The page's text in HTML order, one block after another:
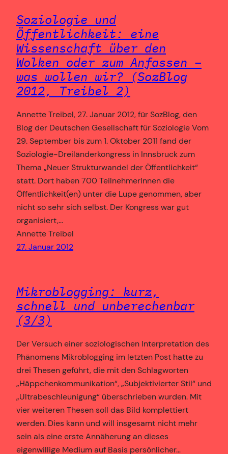
Soziologie und
Öffentlichkeit: eine
Wissenschaft über den
Wolken oder zum Anfassen –
was wollen wir? (SozBlog
2012, Treibel 2)
Annette Treibel, 27. Januar 2012, für SozBlog, den
Blog der Deutschen Gesellschaft für Soziologie Vom
29. September bis zum 1. Oktober 2011 fand der
Soziologie-Dreiländerkongress in Innsbruck zum
Thema „Neuer Strukturwandel der Öffentlichkeit“
statt. Dort haben 700 TeilnehmerInnen die
Öffentlichkeit(en) unter die Lupe genommen, aber
nicht so sehr sich selbst. Der Kongress war gut
organisiert,…
Annette Treibel
27. Januar 2012
Mikroblogging: kurz,
schnell und unberechenbar
(3/3)
Der Versuch einer soziologischen Interpretation des
Phänomens Mikroblogging im letzten Post hatte zu
drei Thesen geführt, die mit den Schlagworten
„Häppchenkommunikation“, „Subjektivierter Stil“ und
„Ultrabeschleunigung“ überschrieben wurden. Mit
vier weiteren Thesen soll das Bild komplettiert
werden. Dies kann und will insgesamt nicht mehr
sein als eine erste Annäherung an dieses
eigenwillige Medium auf Basis persönlicher…